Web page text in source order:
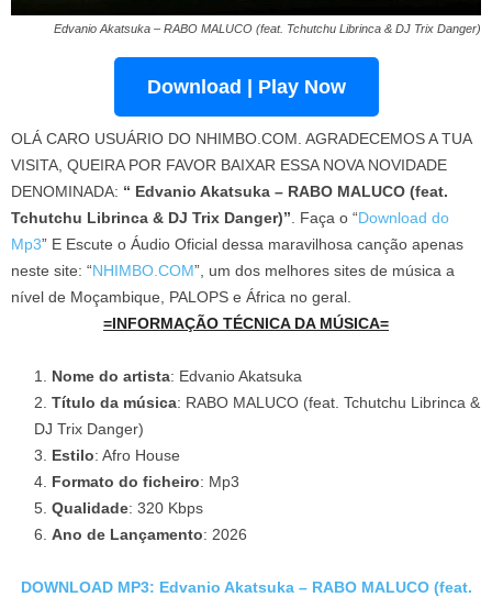
Edvanio Akatsuka – RABO MALUCO (feat. Tchutchu Librinca & DJ Trix Danger)
Download | Play Now
OLÁ CARO USUÁRIO DO NHIMBO.COM. AGRADECEMOS A TUA
VISITA, QUEIRA POR FAVOR BAIXAR ESSA NOVA NOVIDADE
DENOMINADA: “ Edvanio Akatsuka – RABO MALUCO (feat.
Tchutchu Librinca & DJ Trix Danger)” . Faça o “Download do
Mp3” E Escute o Áudio Oficial dessa maravilhosa canção apenas
neste site: “NHIMBO.COM”, um dos melhores sites de música a
nível de Moçambique, PALOPS e África no geral.
=INFORMAÇÃO TÉCNICA DA MÚSICA=
Nome do artista: Edvanio Akatsuka
Título da música: RABO MALUCO (feat. Tchutchu Librinca &
DJ Trix Danger)
Estilo: Afro House
Formato do ficheiro: Mp3
Qualidade: 320 Kbps
Ano de Lançamento: 2026
DOWNLOAD MP3: Edvanio Akatsuka – RABO MALUCO (feat.